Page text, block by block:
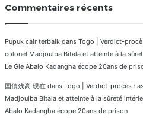
Commentaires récents
Pupuk cair terbaik dans Togo | Verdict-
colonel Madjoulba Bitala et atteinte à la
Le Gle Abalo Kadangha écope 20ans de
国債残高 現在 dans Togo | Verdict-procès :
Madjoulba Bitala et atteinte à la sûreté
Abalo Kadangha écope 20ans de prison